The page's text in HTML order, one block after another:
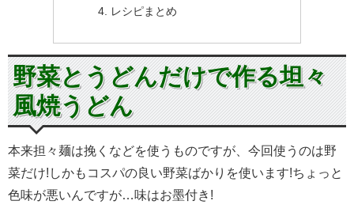
レシピまとめ
野菜とうどんだけで作る坦々
風焼うどん
本来担々麺は挽くなどを使うものですが、今回使うのは野
菜だけ!しかもコスパの良い野菜ばかりを使います!ちょっと
色味が悪いんですが…味はお墨付き!